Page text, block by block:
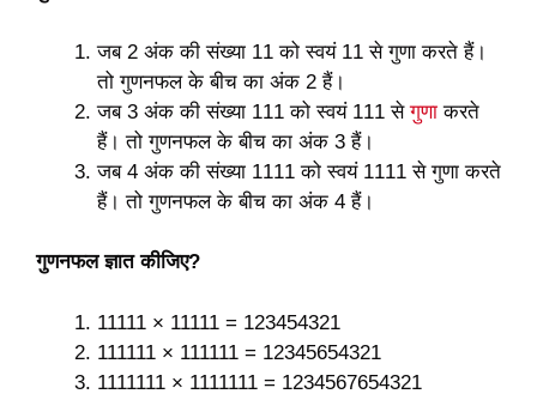
जब 2 अंक की संख्या 11 को स्वयं 11 से गुणा करते हैं।
तो गुणनफल के बीच का अंक 2 हैं।
जब 3 अंक की संख्या 111 को स्वयं 111 सेगुणा करते
हैं। तो गुणनफल के बीच का अंक 3 हैं।
जब 4 अंक की संख्या 1111 को स्वयं 1111 से गुणा करते
हैं। तो गुणनफल के बीच का अंक 4 हैं।
गुणनफल ज्ञात कीजिए?
11111 × 11111 = 123454321
111111 × 111111 = 12345654321
1111111 × 1111111 = 1234567654321